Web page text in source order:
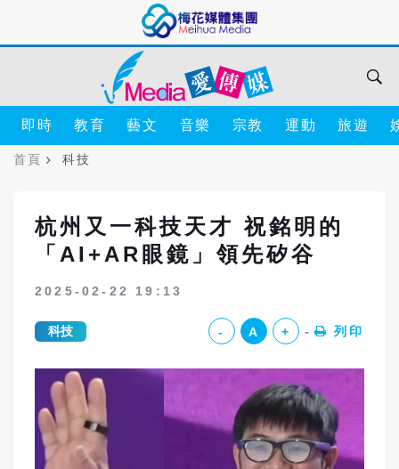
即時 教育 藝文 音樂 宗教 運動 旅遊
首頁 科技
杭州又一科技天才 祝銘明的
「AI+AR眼鏡」領先矽谷
2025-02-22 19:13
科技 - A + 列印